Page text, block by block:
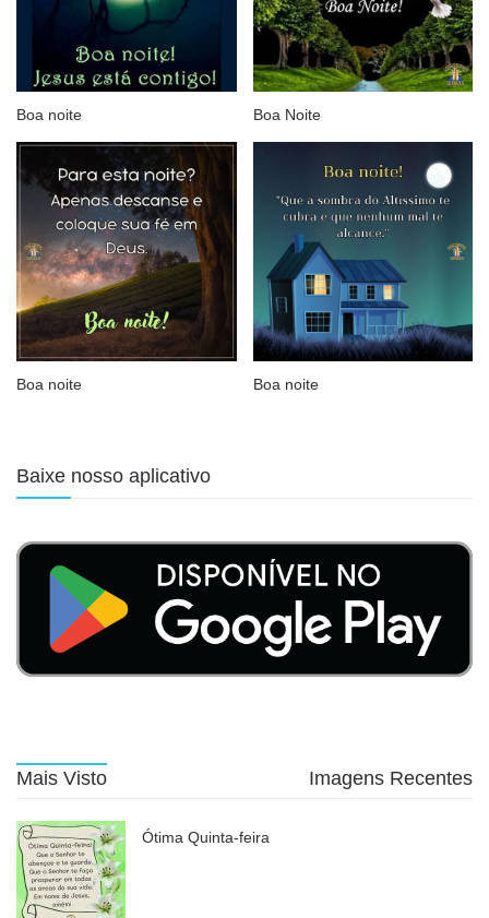
Boa noite Boa Noite
Boa noite Boa noite
Baixe nosso aplicativo
Mais Visto Imagens Recentes
Ótima Quinta-feira